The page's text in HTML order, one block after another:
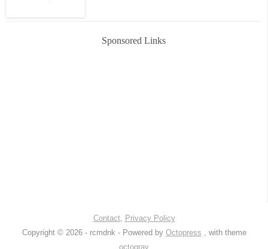
Sponsored Links
Contact, Privacy Policy
Copyright © 2026 - rcmdnk - Powered by Octopress , with theme
octogray